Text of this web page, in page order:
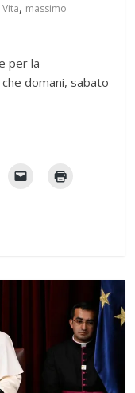
, massimo
per la
domani, sabato